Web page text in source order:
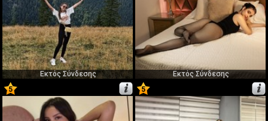
Εκτός Σύνδεσης
Εκτός Σύνδεσης
5
5
24